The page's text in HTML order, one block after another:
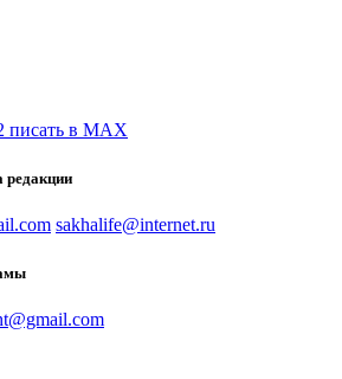
писать в MAX
редакции
sakhalife@internet.ru